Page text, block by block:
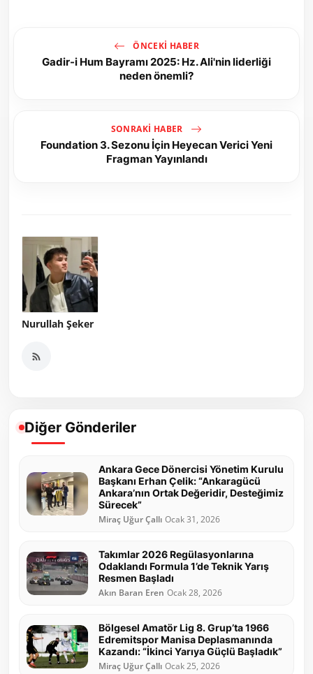
ÖNCEKI HABER
Gadir-i Hum Bayramı 2025: Hz. Ali'nin liderliği
neden önemli?
SONRAKI HABER
Foundation 3. Sezonu İçin Heyecan Verici Yeni
Fragman Yayınlandı
Nurullah Şeker
Diğer Gönderiler
Ankara Gece Dönercisi Yönetim Kurulu
Başkanı Erhan Çelik: “Ankaragücü
Ankara’nın Ortak Değeridir, Desteğimiz
Sürecek”
Miraç Uğur Çallı Ocak 31, 2026
Takımlar 2026 Regülasyonlarına
Odaklandı Formula 1’de Teknik Yarış
Resmen Başladı
Akın Baran Eren Ocak 28, 2026
Bölgesel Amatör Lig 8. Grup’ta 1966
Edremitspor Manisa Deplasmanında
Kazandı: “İkinci Yarıya Güçlü Başladık”
Miraç Uğur Çallı Ocak 25, 2026